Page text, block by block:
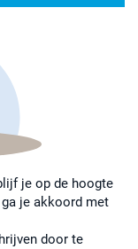
je op de hoogte
je akkoord met
door te